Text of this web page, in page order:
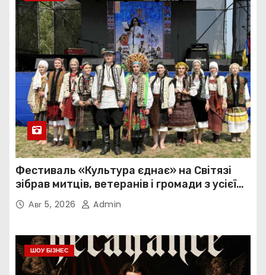
Фестиваль «Культура єднає» на Світязі
зібрав митців, ветеранів і громади з усієї
України
Авг 5, 2026 Admin
ШОУ БІЗНЕС